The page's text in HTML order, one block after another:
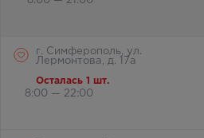
г. Симферополь, ул.
Лермонтова, д. 17а
Осталась 1 шт.
8:00 — 22:00